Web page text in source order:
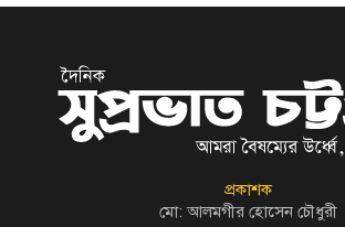
প্রকাশক
মো: আলমগীর হোসেন চৌধুরী